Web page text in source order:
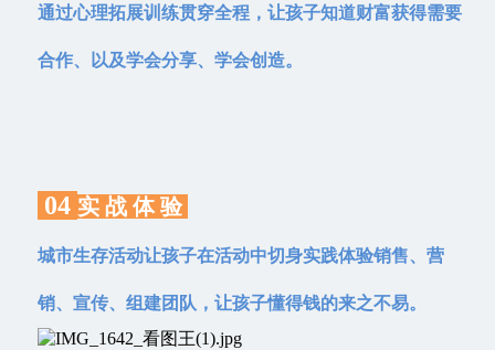
通过心理拓展训练贯穿全程，让孩子知道财富获得需要
合作、以及学会分享、学会创造。
04 实 战 体 验
城市生存活动让孩子在活动中切身实践体验销售、营
销、宣传、组建团队，让孩子懂得钱的来之不易。